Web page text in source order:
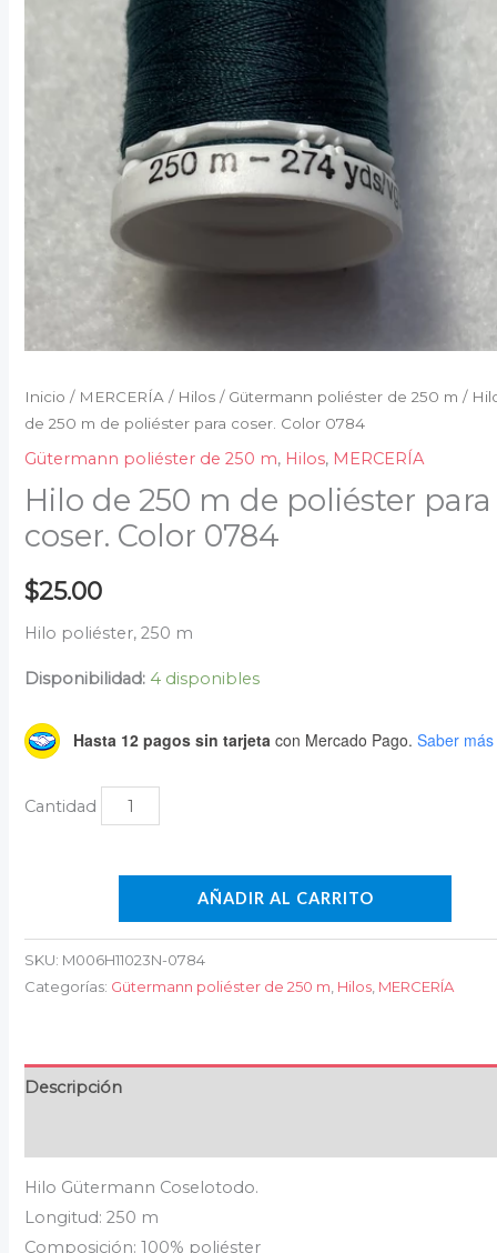
Inicio / MERCERÍA / Hilos / Gütermann poliéster de 250 m /
de 250 m de poliéster para coser. Color 0784
Gütermann poliéster de 250 m, Hilos, MERCERÍA
Hilo de 250 m de poliéster para
coser. Color 0784
$25.00
Hilo poliéster, 250 m
Disponibilidad: 4 disponibles
Hasta 12 pagos sin tarjeta con Mercado Pago. Saber más
AÑADIR AL CARRITO
SKU: M006H11023N-0784
Categorías: Gütermann poliéster de 250 m Hilos MERCERÍA
Descripción
Hilo Gütermann Coselotodo.
Longitud: 250 m
Composición: 100% poliéster